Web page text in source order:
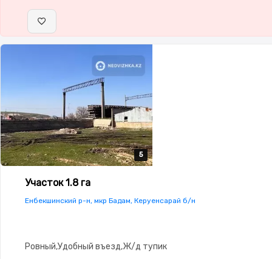
5
5
5
5
5
Участок 1.8 га
Енбекшинский р-н, мкр Бадам, Керуенсарай б/н
Ровный,Удобный въезд,Ж/д тупик